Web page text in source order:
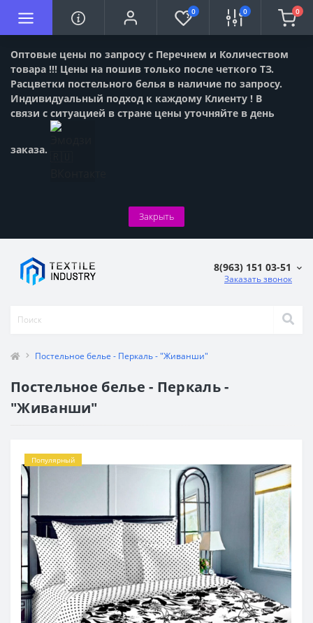
Оптовые цены по запросу с Перечнем и Количеством
товара !!! Цены на пошив только после четкого ТЗ.
Расцветки постельного белья в наличие по запросу.
Индивидуальный подход к каждому Клиенту ! В
связи с ситуацией в стране цены уточняйте в день
заказа.
Закрыть
0 0 0
8(963) 151 03-51
Заказать звонок
Постельное белье - Перкаль - "Живанши"
Постельное белье - Перкаль -
"Живанши"
Популярный